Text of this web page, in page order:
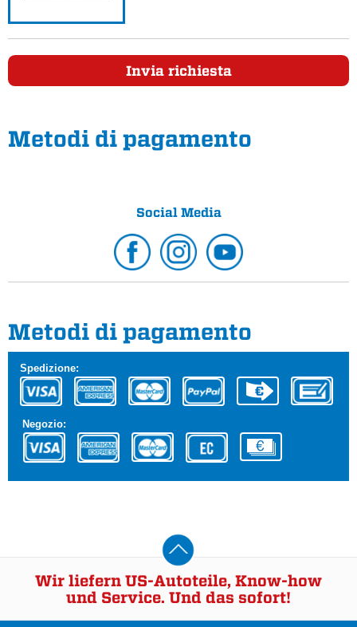
Invia richiesta
Metodi di pagamento
Social Media
Metodi di pagamento
Spedizione:
Negozio:
Wir liefern US-Autoteile, Know-how
und Service. Und das sofort!